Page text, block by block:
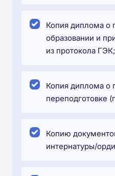
Копия диплома о
образовании и
из протокола ГЭК;
Копия диплома о
переподготовке
Копию
интернатуры/